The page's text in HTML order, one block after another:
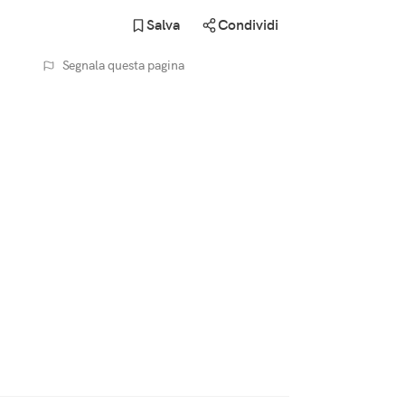
Salva Condividi
Segnala questa pagina